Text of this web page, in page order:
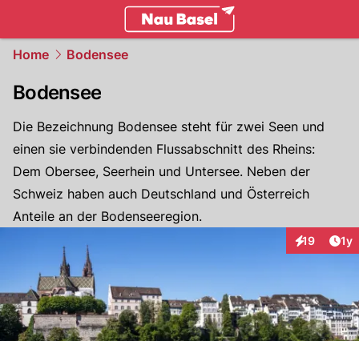
Home Bodensee
Bodensee
Die Bezeichnung Bodensee steht für zwei Seen und
einen sie verbindenden Flussabschnitt des Rheins:
Dem Obersee, Seerhein und Untersee. Neben der
Schweiz haben auch Deutschland und Österreich
Anteile an der Bodenseeregion.
19 1y